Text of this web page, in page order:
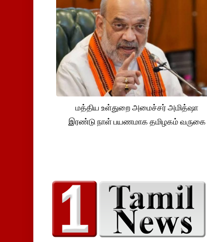
மத்திய உள்துறை அமைச்சர் அமித்ஷா
இரண்டு நாள் பயணமாக தமிழகம் வருகை